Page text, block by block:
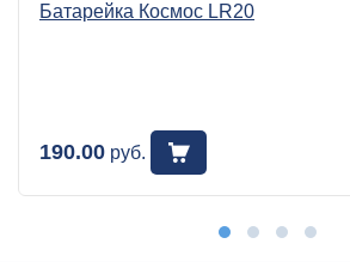
Батарейка Космос LR20
190.00 руб.